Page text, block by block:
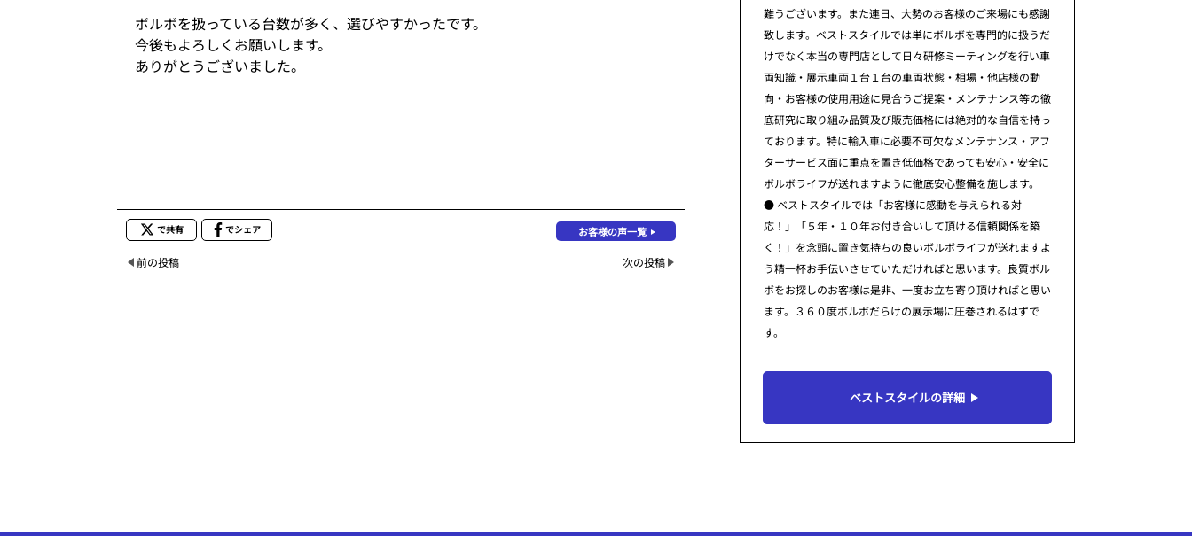
ボルボを扱っている台数が多く、選びやすかったです。
今後もよろしくお願いします。
ありがとうございました。
で共有 でシェア お客様の声一覧
前の投稿 次の投稿
難うございます。また連日、大勢のお客様のご来場にも感謝
致します。ベストスタイルでは単にボルボを専門的に扱うだ
けでなく本当の専門店として日々研修ミーティングを行い車
両知識・展示車両１台１台の車両状態・相場・他店様の動
向・お客様の使用用途に見合うご提案・メンテナンス等の徹
底研究に取り組み品質及び販売価格には絶対的な自信を持っ
ております。特に輸入車に必要不可欠なメンテナンス・アフ
ターサービス面に重点を置き低価格であっても安心・安全に
ボルボライフが送れますように徹底安心整備を施します。
● ベストスタイルでは「お客様に感動を与えられる対
応！」「５年・１０年お付き合いして頂ける信頼関係を築
く！」を念頭に置き気持ちの良いボルボライフが送れますよ
う精一杯お手伝いさせていただければと思います。良質ボル
ボをお探しのお客様は是非、一度お立ち寄り頂ければと思い
ます。３６０度ボルボだらけの展示場に圧巻されるはずで
す。
ベストスタイルの詳細